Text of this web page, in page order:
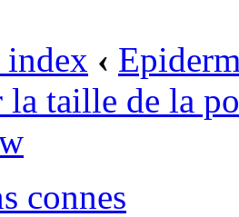
index ‹
taille de la
connes